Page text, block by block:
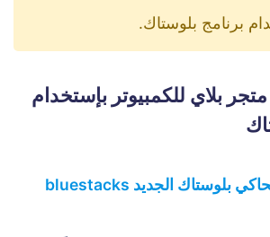
برنامج بلوستاك.
متجر بلاي للكمبيوتر بإستخدام